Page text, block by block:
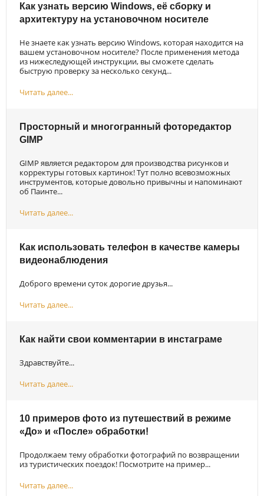
Как узнать версию Windows, её сборку и
архитектуру на установочном носителе
Не знаете как узнать версию Windows, которая находится на
вашем установочном носителе? После применения метода
из нижеследующей инструкции, вы сможете сделать
быструю проверку за несколько секунд...
Читать далее...
Просторный и многогранный фоторедактор
GIMP
GIMP является редактором для производства рисунков и
корректуры готовых картинок! Тут полно всевозможных
инструментов, которые довольно привычны и напоминают
об Паинте...
Читать далее...
Как использовать телефон в качестве камеры
видеонаблюдения
Доброго времени суток дорогие друзья...
Читать далее...
Как найти свои комментарии в инстаграме
Здравствуйте...
Читать далее...
10 примеров фото из путешествий в режиме
«До» и «После» обработки!
Продолжаем тему обработки фотографий по возвращении
из туристических поездок! Посмотрите на пример...
Читать далее...